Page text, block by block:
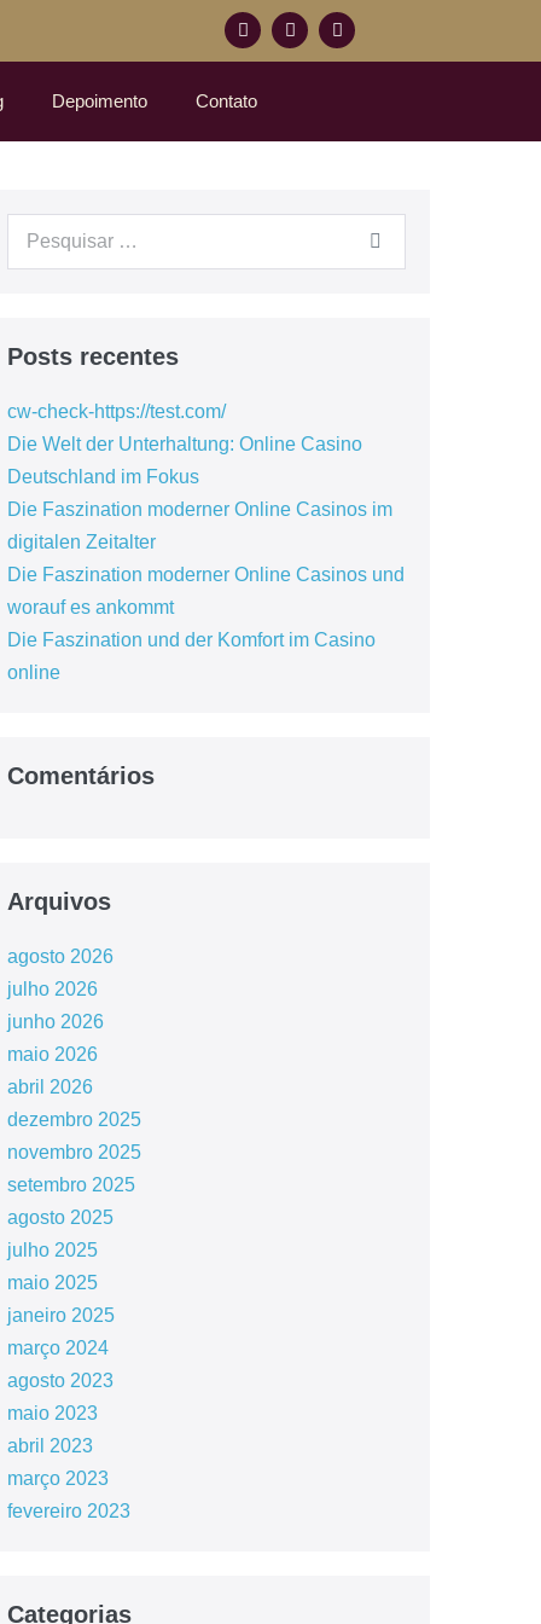
Depoimento Contato
Posts recentes
cw-check-https://test.com/
Die Welt der Unterhaltung: Online Casino
Deutschland im Fokus
Die Faszination moderner Online Casinos im
digitalen Zeitalter
Die Faszination moderner Online Casinos und
worauf es ankommt
Die Faszination und der Komfort im Casino
online
Comentários
Arquivos
agosto 2026
julho 2026
junho 2026
maio 2026
abril 2026
dezembro 2025
novembro 2025
setembro 2025
agosto 2025
julho 2025
maio 2025
janeiro 2025
março 2024
agosto 2023
maio 2023
abril 2023
março 2023
fevereiro 2023
Categorias